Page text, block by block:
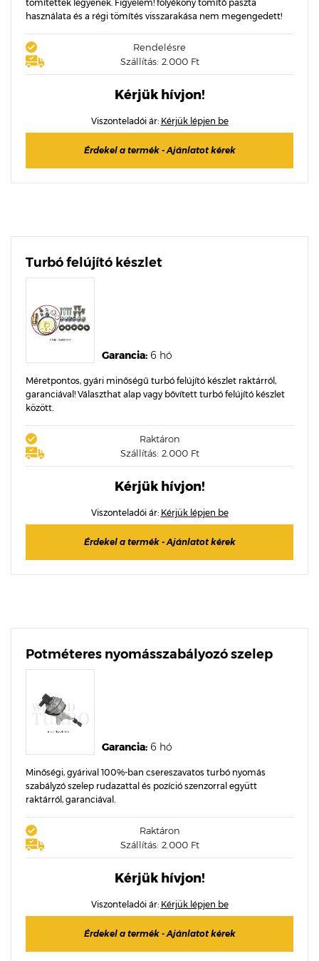
tömítettek legyenek. Figyelem! folyékony tömítő paszta
használata és a régi tömítés visszarakása nem megengedett!
Rendelésre
Szállítás: 2.000 Ft
Kérjük hívjon!
Viszonteladói ár: Kérjük lépjen be
Érdekel a termék - Ajánlatot kérek
Turbó felújító készlet
Garancia: 6 hó
Méretpontos, gyári minőségű turbó felújító készlet raktárról,
garanciával! Választhat alap vagy bővített turbó felújító készlet
között.
Raktáron
Szállítás: 2.000 Ft
Kérjük hívjon!
Viszonteladói ár: Kérjük lépjen be
Érdekel a termék - Ajánlatot kérek
Potméteres nyomásszabályozó szelep
Garancia: 6 hó
Minőségi, gyárival 100%-ban csereszavatos turbó nyomás
szabályzó szelep rudazattal és pozíció szenzorral együtt
raktárról, garanciával.
Raktáron
Szállítás: 2.000 Ft
Kérjük hívjon!
Viszonteladói ár: Kérjük lépjen be
Érdekel a termék - Ajánlatot kérek